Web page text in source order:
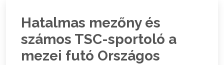
Hatalmas mezőny és
számos TSC-sportoló a
mezei futó Országos